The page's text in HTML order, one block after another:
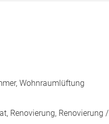
Wohnraumlüftung
Renovierung, Renovierung /